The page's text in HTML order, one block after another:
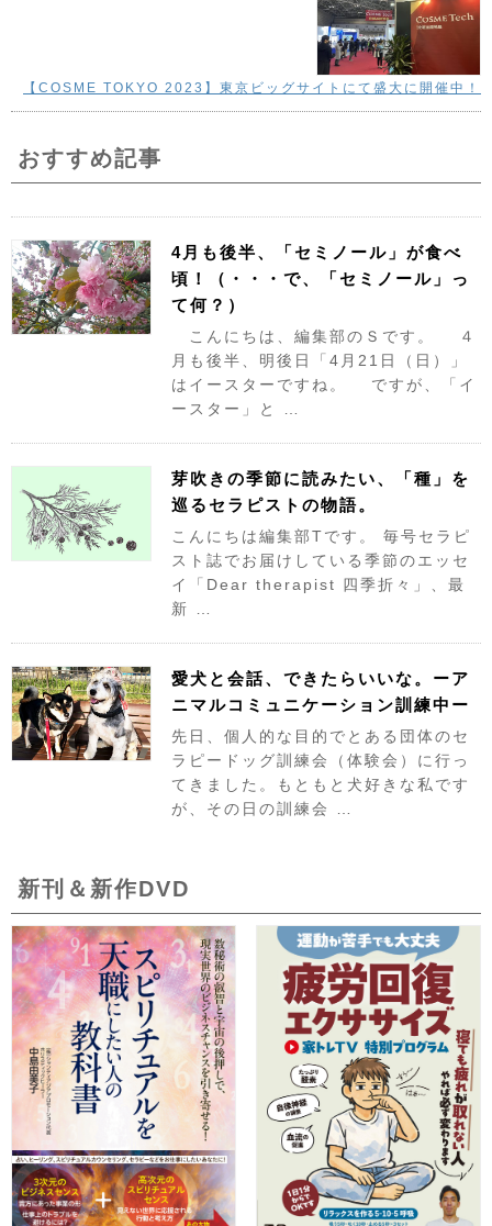
【COSME TOKYO 2023】東京ビッグサイトにて盛大に開催中！
おすすめ記事
4月も後半、「セミノール」が食べ
頃！（・・・で、「セミノール」っ
て何？）
こんにちは、編集部のＳです。 ４
月も後半、明後日「4月21日（日）」
はイースターですね。 ですが、「イ
ースター」と …
芽吹きの季節に読みたい、「種」を
巡るセラピストの物語。
こんにちは編集部Tです。 毎号セラピ
スト誌でお届けしている季節のエッセ
イ「Dear therapist 四季折々」、最
新 …
愛犬と会話、できたらいいな。ーア
ニマルコミュニケーション訓練中ー
先日、個人的な目的でとある団体のセ
ラピードッグ訓練会（体験会）に行っ
てきました。もともと犬好きな私です
が、その日の訓練会 …
新刊＆新作DVD